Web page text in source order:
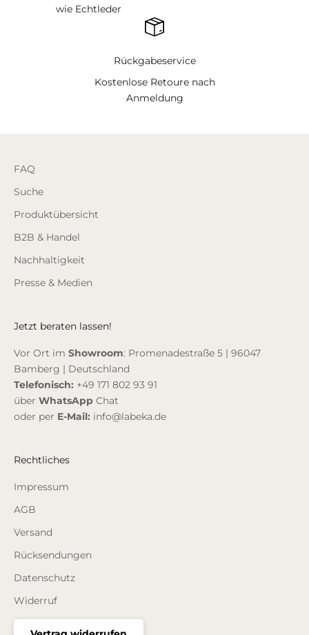
wie Echtleder
Rückgabeservice
Kostenlose Retoure nach
Anmeldung
FAQ
Suche
Produktübersicht
B2B & Handel
Nachhaltigkeit
Presse & Medien
Jetzt beraten lassen!
Vor Ort im Showroom: Promenadestraße 5 | 96047
Bamberg | Deutschland
Telefonisch: +49 171 802 93 91
über WhatsApp Chat
oder per E-Mail: info@labeka.de
Rechtliches
Impressum
AGB
Versand
Rücksendungen
Datenschutz
Widerruf